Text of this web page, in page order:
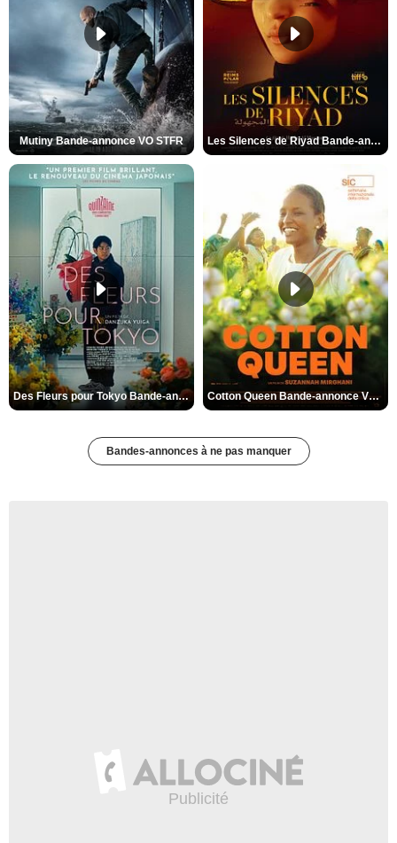
Mutiny Bande-annonce VO STFR Les Silences de Riyad Bande-annonce VO STFR
Des Fleurs pour Tokyo Bande-annonce VO STFR Cotton Queen Bande-annonce VO STFR
Bandes-annonces à ne pas manquer